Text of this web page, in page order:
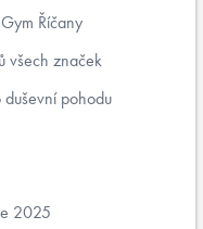
Říčany
všech značek
pohodu
2025